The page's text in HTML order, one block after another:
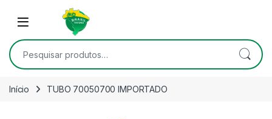
Skip to navigation
Open
Pesquisar por:
Início TUBO 70050700 IMPORTADO